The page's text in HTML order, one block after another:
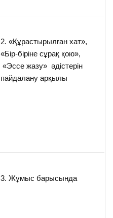
2. «Құрастырылған хат»,
«Бір-біріне сұрақ қою»,
«Эссе жазу» әдістерін
пайдалану арқылы
3. Жұмыс барысында